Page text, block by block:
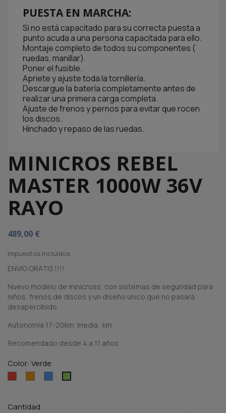
PUESTA EN MARCHA:
Si no está capacitado para su correcta puesta a
punto acuda a una persona capacitada para ello.
Montaje completo de todos su componentes (
ruedas, manillar).
Poner el fusible.
Apriete y ajuste toda la tornillería.
Descargue la batería completamente antes de
realizar una primera carga completa.
Ajuste de frenos y pernos para evitar que rocen
los discos.
Hinchado y repaso de las ruedas.
MINICROS REBEL
MASTER 1000W 36V
RAYO
489,00 €
Impuestos incluidos
ENVIO GRATIS !!!!
Nuevo modelo de minicross, con sistemas de seguridad para
niños, frenos de discos y un diseño único que no pasará
desapercibido.
Autonomía 17-20km media. km
Recomendado desde 4 a 11 años
Color: Verde
Cantidad